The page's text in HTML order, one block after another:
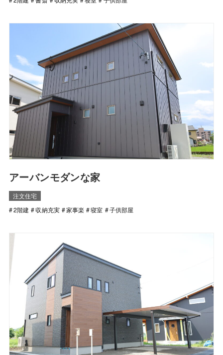
アーバンモダンな家
注文住宅
2階建
収納充実 家事楽 寝室 子供部屋